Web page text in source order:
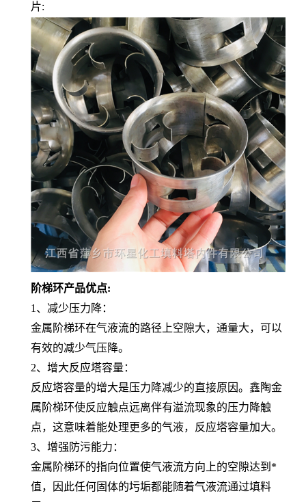
片:
阶梯环产品优点:
1、减少压力降：
金属阶梯环在气液流的路径上空隙大，通量大，可以
有效的减少气压降。
2、增大反应塔容量：
反应塔容量的增大是压力降减少的直接原因。鑫陶金
属阶梯环使反应触点远离伴有溢流现象的压力降触
点，这意味着能处理更多的气液，反应塔容量加大。
3、增强防污能力：
金属阶梯环的指向位置使气液流方向上的空隙达到*
值，因此任何固体的圬垢都能随着气液流通过填料